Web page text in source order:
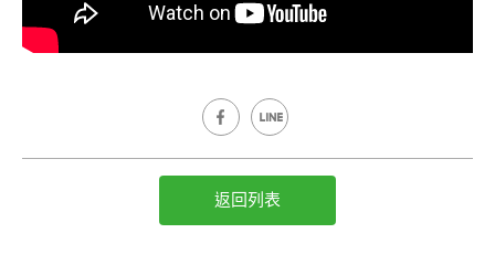
返回列表